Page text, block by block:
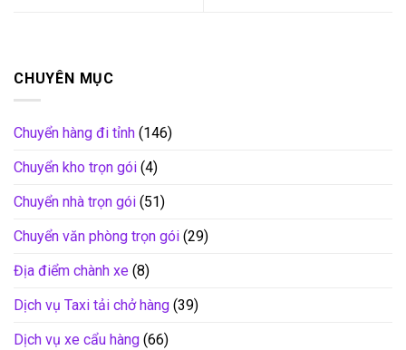
CHUYÊN MỤC
Chuyển hàng đi tỉnh (146)
Chuyển kho trọn gói (4)
Chuyển nhà trọn gói (51)
Chuyển văn phòng trọn gói (29)
Địa điểm chành xe (8)
Dịch vụ Taxi tải chở hàng (39)
Dịch vụ xe cẩu hàng (66)